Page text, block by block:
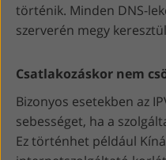
történik. Minden DNS-
szerverén megy
Csatlakozáskor nem
Bizonyos esetekben az
sebességet, ha a
Ez történhet például